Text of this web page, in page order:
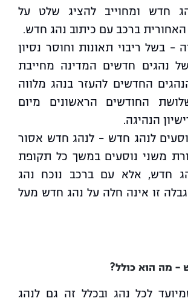
חדש ומחוייב להציג שלט על
ברכב עם כיתוב נהג חדש.
– בשל ריבוי תאונות וחוסר נסיון
נהגים חדשים המדינה מחייבת
החדשים להעזר בנהג מלווה
החודשים הראשונים מיום
הנהיגה.
לנהג חדש – לנהג חדש אסור
משני נוסעים במשך כל תקופת
חדש, אלא עם ברכב נוכח נהג
זו אינה חלה על נהג חדש מעל
– מה הוא כולל?
לכל נהג ובכלל זה גם לנהג